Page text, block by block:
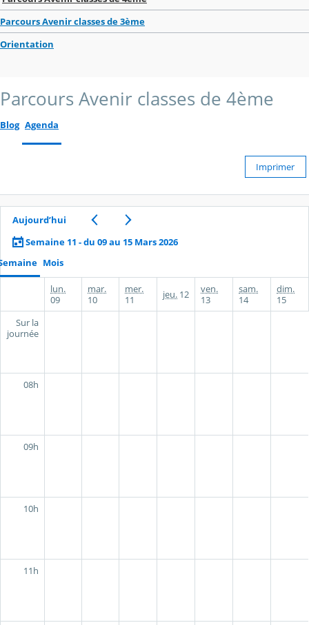
Parcours Avenir classes de 3ème
Orientation
Parcours Avenir classes de 4ème
Blog Agenda
Imprimer
Aujourd’hui
Semaine 11 - du 09 au 15 Mars 2026
Mois
lun.
09
mar.
10
mer.
11
jeu. 12
ven.
13
sam.
14
dim.
15
Sur la
journée
08h
09h
10h
11h